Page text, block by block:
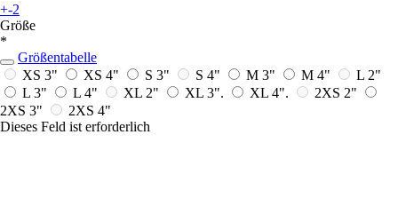
+-2
Größe
*
Größentabelle
XS 3"
XS 4" S 3" S 4" M 3" M 4"
L 2"
L 3"
L 4" XL 2" XL 3". XL 4".
2XS 2"
2XS 3"
2XS 4"
Dieses Feld ist erforderlich